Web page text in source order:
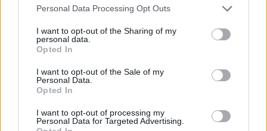
Please note that this website/app uses one or more Google
not limited to your visit or usage behaviour. You may click to
grant or deny consent to Google and its third-party tags to
use your data for below specified purposes in below Google
consent section.
Personal Data Processing Opt Outs
I want to opt-out of the Sharing of my
personal data.
Opted In
I want to opt-out of the Sale of my
Personal Data.
Opted In
I want to opt-out of processing my
Personal Data for Targeted Advertising.
Lejártak a tavalyi parkolóbérletek
alatt